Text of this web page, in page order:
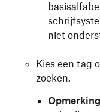
niet
Kies een tag
zoeken.
Opmerking